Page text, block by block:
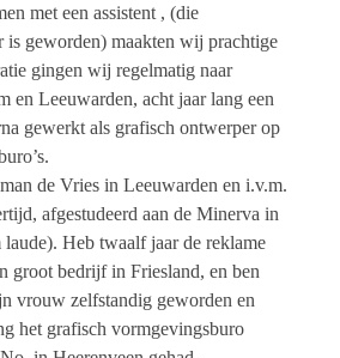
met een assistent , (die
is geworden) maakten wij prachtige
gingen wij regelmatig naar
en Leeuwarden, acht jaar lang een
gewerkt als grafisch ontwerper op
de Vries in Leeuwarden en i.v.m.
afgestudeerd aan de Minerva in
Heb twaalf jaar de reklame
groot bedrijf in Friesland, en ben
vrouw zelfstandig geworden en
het grafisch vormgevingsburo